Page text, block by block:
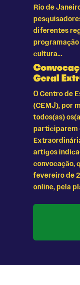
Rio de
diferentes
cultura…
Geral
O Centro de
(CEMJ), por
todos(as)
participarem
artigos
convocação,
fevereiro de
online, pela